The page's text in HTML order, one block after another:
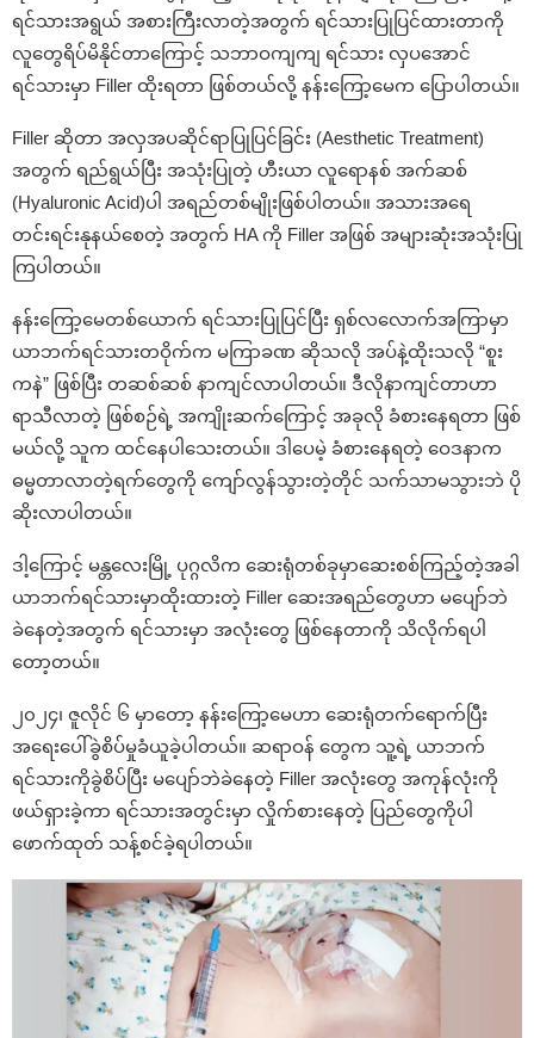
ရင်သားအရွယ် အစားကြီးလာတဲ့အတွက် ရင်သားပြုပြင်ထားတာကို
လူတွေရိပ်မိနိုင်တာကြောင့် သဘာဝကျကျ ရင်သား လှပအောင်
ရင်သားမှာ Filler ထိုးရတာ ဖြစ်တယ်လို့ နန်းကြော့မေက ပြောပါတယ်။
Filler ဆိုတာ အလှအပဆိုင်ရာပြုပြင်ခြင်း (Aesthetic Treatment)
အတွက် ရည်ရွယ်ပြီး အသုံးပြုတဲ့ ဟီးယာ လူရောနစ် အက်ဆစ်
(Hyaluronic Acid)ပါ အရည်တစ်မျိုးဖြစ်ပါတယ်။ အသားအရေ
တင်းရင်းနုနယ်စေတဲ့ အတွက် HA ကို Filler အဖြစ် အများဆုံးအသုံးပြု
ကြပါတယ်။
နန်းကြော့မေတစ်ယောက် ရင်သားပြုပြင်ပြီး ရှစ်လလောက်အကြာမှာ
ယာဘက်ရင်သားတဝိုက်က မကြာခဏ ဆိုသလို အပ်နဲ့ထိုးသလို “စူး
ကနဲ” ဖြစ်ပြီး တဆစ်ဆစ် နာကျင်လာပါတယ်။ ဒီလိုနာကျင်တာဟာ
ရာသီလာတဲ့ ဖြစ်စဉ်ရဲ့ အကျိုးဆက်ကြောင့် အခုလို ခံစားနေရတာ ဖြစ်
မယ်လို့ သူက ထင်နေပါသေးတယ်။ ဒါပေမဲ့ ခံစားနေရတဲ့ ဝေဒနာက
ဓမ္မတာလာတဲ့ရက်တွေကို ကျော်လွန်သွားတဲ့တိုင် သက်သာမသွားဘဲ ပို
ဆိုးလာပါတယ်။
ဒါ့ကြောင့် မန္တလေးမြို့ ပုဂ္ဂလိက ဆေးရုံတစ်ခုမှာဆေးစစ်ကြည့်တဲ့အခါ
ယာဘက်ရင်သားမှာထိုးထားတဲ့ Filler ဆေးအရည်တွေဟာ မပျော်ဘဲ
ခဲနေတဲ့အတွက် ရင်သားမှာ အလုံးတွေ ဖြစ်နေတာကို သိလိုက်ရပါ
တော့တယ်။
၂၀၂၄၊ ဇူလိုင် ၆ မှာတော့ နန်းကြော့မေဟာ ဆေးရုံတက်ရောက်ပြီး
အရေးပေါ်ခွဲစိပ်မှုခံယူခဲ့ပါတယ်။ ဆရာဝန် တွေက သူ့ရဲ့ ယာဘက်
ရင်သားကိုခွဲစိပ်ပြီး မပျော်ဘဲခဲနေတဲ့ Filler အလုံးတွေ အကုန်လုံးကို
ဖယ်ရှားခဲ့ကာ ရင်သားအတွင်းမှာ လှိုက်စားနေတဲ့ ပြည်တွေကိုပါ
ဖောက်ထုတ် သန့်စင်ခဲ့ရပါတယ်။